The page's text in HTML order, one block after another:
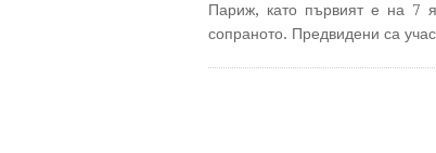
Париж, като първият е на 7
сопраното. Предвидени са